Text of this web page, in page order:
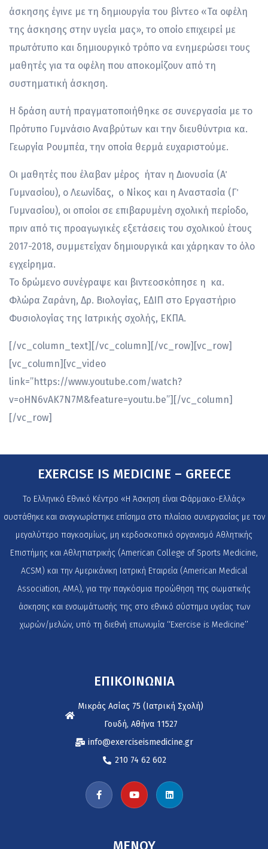
άσκησης έγινε με τη δημιουργία του βίντεο «Τα οφέλη
της άσκησης στην υγεία μας», το οποίο επιχειρεί με
πρωτότυπο και δημιουργικό τρόπο να ενημερώσει τους
μαθητές για τα οφέλη που αποκομίζουν από τη
συστηματική άσκηση.
Η δράση αυτή πραγματοποιήθηκε σε συνεργασία με το
Πρότυπο Γυμνάσιο Αναβρύτων και την διευθύντρια κα.
Γεωργία Ρουμπέα, την οποία θερμά ευχαριστούμε.
Οι μαθητές που έλαβαν μέρος ήταν η Διονυσία (Α΄
Γυμνασίου), ο Λεωνίδας, ο Νίκος και η Αναστασία (Γ΄
Γυμνασίου), οι οποίοι σε επιβαρυμένη σχολική περίοδο,
πριν από τις προαγωγικές εξετάσεις του σχολικού έτους
2017-2018, συμμετείχαν δημιουργικά και χάρηκαν το όλο
εγχείρημα.
Το δρώμενο συνέγραψε και βιντεοσκόπησε η κα.
Φλώρα Ζαράνη, Δρ. Βιολογίας, ΕΔΙΠ στο Εργαστήριο
Φυσιολογίας της Ιατρικής σχολής, ΕΚΠΑ.
[/vc_column_text][/vc_column][/vc_row][vc_row]
[vc_column][vc_video
link=”https://www.youtube.com/watch?
v=oHN6vAK7N7M&feature=youtu.be”][/vc_column]
[/vc_row]
EXERCISE IS MEDICINE – GREECE
Το Ελληνικό Εθνικό Κέντρο «Η Άσκηση είναι Φάρμακο-Ελλάς»
συστάθηκε και αναγνωρίστηκε επίσημα στο πλαίσιο συνεργασίας με τον
μεγαλύτερο παγκοσμίως, μη κερδοσκοπικό οργανισμό Αθλητικής
Επιστήμης και Αθλητιατρικής (American College of Sports Medicine,
ACSM) και την Αμερικάνικη Ιατρική Εταιρεία (American Medical
Association, AMA), για την παγκόσμια προώθηση της σωματικής
άσκησης και ενσωμάτωσής της στο εθνικό σύστημα υγείας των
χωρών/μελών, υπό τη διεθνή επωνυμία ‘‘Exercise is Medicine’’
ΕΠΙΚΟΙΝΩΝΙΑ
Μικράς Ασίας 75 (Ιατρική Σχολή)
Γουδή, Αθήνα 11527
info@exerciseismedicine.gr
210 74 62 602
MENOY